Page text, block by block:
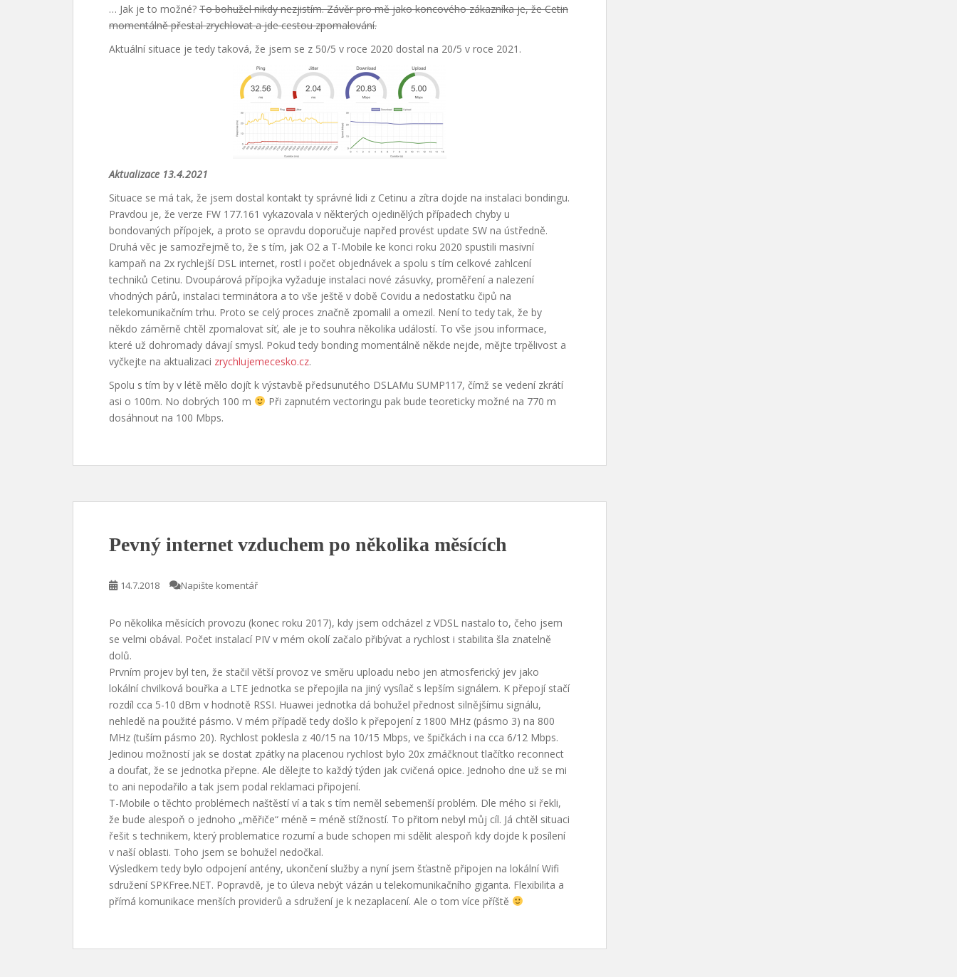
… Jak je to možné? To bohužel nikdy nezjistím. Závěr pro mě jako koncového zákazníka je, že Cetin
momentálně přestal zrychlovat a jde cestou zpomalování.
Aktuální situace je tedy taková, že jsem se z 50/5 v roce 2020 dostal na 20/5 v roce 2021.
Aktualizace 13.4.2021
Situace se má tak, že jsem dostal kontakt ty správné lidi z Cetinu a zítra dojde na instalaci bondingu.
Pravdou je, že verze FW 177.161 vykazovala v některých ojedinělých případech chyby u
bondovaných přípojek, a proto se opravdu doporučuje napřed provést update SW na ústředně.
Druhá věc je samozřejmě to, že s tím, jak O2 a T-Mobile ke konci roku 2020 spustili masivní
kampaň na 2x rychlejší DSL internet, rostl i počet objednávek a spolu s tím celkové zahlcení
techniků Cetinu. Dvoupárová přípojka vyžaduje instalaci nové zásuvky, proměření a nalezení
vhodných párů, instalaci terminátora a to vše ještě v době Covidu a nedostatku čipů na
telekomunikačním trhu. Proto se celý proces značně zpomalil a omezil. Není to tedy tak, že by
někdo záměrně chtěl zpomalovat síť, ale je to souhra několika událostí. To vše jsou informace,
které už dohromady dávají smysl. Pokud tedy bonding momentálně někde nejde, mějte trpělivost a
vyčkejte na aktualizaci zrychlujemecesko.cz.
Spolu s tím by v létě mělo dojít k výstavbě předsunutého DSLAMu SUMP117, čímž se vedení zkrátí
asi o 100m. No dobrých 100 m
Při zapnutém vectoringu pak bude teoreticky možné na 770 m
dosáhnout na 100 Mbps.
Pevný internet vzduchem po několika měsících
14.7.2018 Napište komentář
Po několika měsících provozu (konec roku 2017), kdy jsem odcházel z VDSL nastalo to, čeho jsem
se velmi obával. Počet instalací PIV v mém okolí začalo přibývat a rychlost i stabilita šla znatelně
dolů.
Prvním projev byl ten, že stačil větší provoz ve směru uploadu nebo jen atmosferický jev jako
lokální chvilková bouřka a LTE jednotka se přepojila na jiný vysílač s lepším signálem. K přepojí stačí
rozdíl cca 5-10 dBm v hodnotě RSSI. Huawei jednotka dá bohužel přednost silnějšímu signálu,
nehledě na použité pásmo. V mém případě tedy došlo k přepojení z 1800 MHz (pásmo 3) na 800
MHz (tuším pásmo 20). Rychlost poklesla z 40/15 na 10/15 Mbps, ve špičkách i na cca 6/12 Mbps.
Jedinou možností jak se dostat zpátky na placenou rychlost bylo 20x zmáčknout tlačítko reconnect
a doufat, že se jednotka přepne. Ale dělejte to každý týden jak cvičená opice. Jednoho dne už se mi
to ani nepodařilo a tak jsem podal reklamaci připojení.
T-Mobile o těchto problémech naštěstí ví a tak s tím neměl sebemenší problém. Dle mého si řekli,
že bude alespoň o jednoho „měřiče“ méně = méně stížností. To přitom nebyl můj cíl. Já chtěl situaci
řešit s technikem, který problematice rozumí a bude schopen mi sdělit alespoň kdy dojde k posílení
v naší oblasti. Toho jsem se bohužel nedočkal.
Výsledkem tedy bylo odpojení antény, ukončení služby a nyní jsem šťastně připojen na lokální Wifi
sdružení SPKFree.NET. Popravdě, je to úleva nebýt vázán u telekomunikačního giganta. Flexibilita a
přímá komunikace menších providerů a sdružení je k nezaplacení. Ale o tom více příště